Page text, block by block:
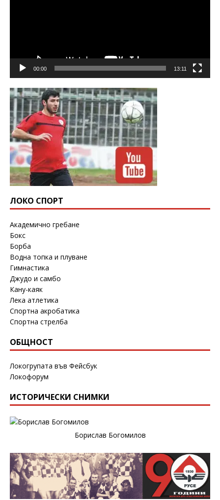
00:00 13:11
ЛОКО СПОРТ
Академично гребане
Бокс
Борба
Водна топка и плуване
Гимнастика
Джудо и самбо
Кану-каяк
Лека атлетика
Спортна акробатика
Спортна стрелба
ОБЩНОСТ
Локогрупата във Фейсбук
Локофорум
ИСТОРИЧЕСКИ СНИМКИ
Борислав Богомилов